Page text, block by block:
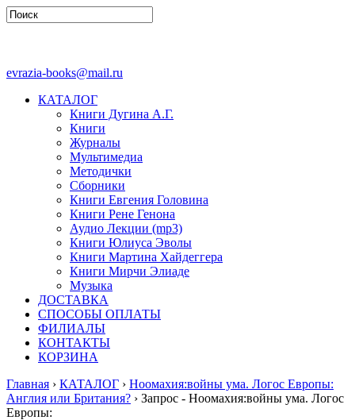
evrazia-books@mail.ru
КАТАЛОГ
Книги Дугина А.Г.
Книги
Журналы
Мультимедиа
Методички
Сборники
Книги Евгения Головина
Книги Рене Генона
Аудио Лекции (mp3)
Книги Юлиуса Эволы
Книги Мартина Хайдеггера
Книги Мирчи Элиаде
Музыка
ДОСТАВКА
СПОСОБЫ ОПЛАТЫ
ФИЛИАЛЫ
КОНТАКТЫ
КОРЗИНА
Главная › КАТАЛОГ › Ноомахия:войны ума. Логос Европы:
Англия или Британия? › Запрос - Ноомахия:войны ума. Логос
Европы: